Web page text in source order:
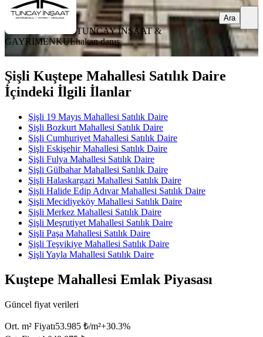
TUNCAY İNŞAAT &
GAYRİMENKULhakan danış
Ara
Şişli Kuştepe Mahallesi Satılık Daire
İçindeki İlgili İlanlar
Şişli 19 Mayıs Mahallesi Satılık Daire
Şişli Bozkurt Mahallesi Satılık Daire
Şişli Cumhuriyet Mahallesi Satılık Daire
Şişli Eskişehir Mahallesi Satılık Daire
Şişli Fulya Mahallesi Satılık Daire
Şişli Gülbahar Mahallesi Satılık Daire
Şişli Halaskargazi Mahallesi Satılık Daire
Şişli Halide Edip Adıvar Mahallesi Satılık Daire
Şişli Mecidiyeköy Mahallesi Satılık Daire
Şişli Merkez Mahallesi Satılık Daire
Şişli Meşrutiyet Mahallesi Satılık Daire
Şişli Paşa Mahallesi Satılık Daire
Şişli Teşvikiye Mahallesi Satılık Daire
Şişli Yayla Mahallesi Satılık Daire
Kuştepe Mahallesi Emlak Piyasası
Güncel fiyat verileri
Ort. m² Fiyatı53.985 ₺/m²+30.3%